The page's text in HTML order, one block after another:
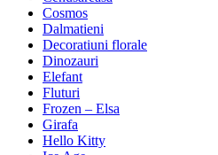
Cosmos
Dalmatieni
Decoratiuni florale
Dinozauri
Elefant
Fluturi
Frozen – Elsa
Girafa
Hello Kitty